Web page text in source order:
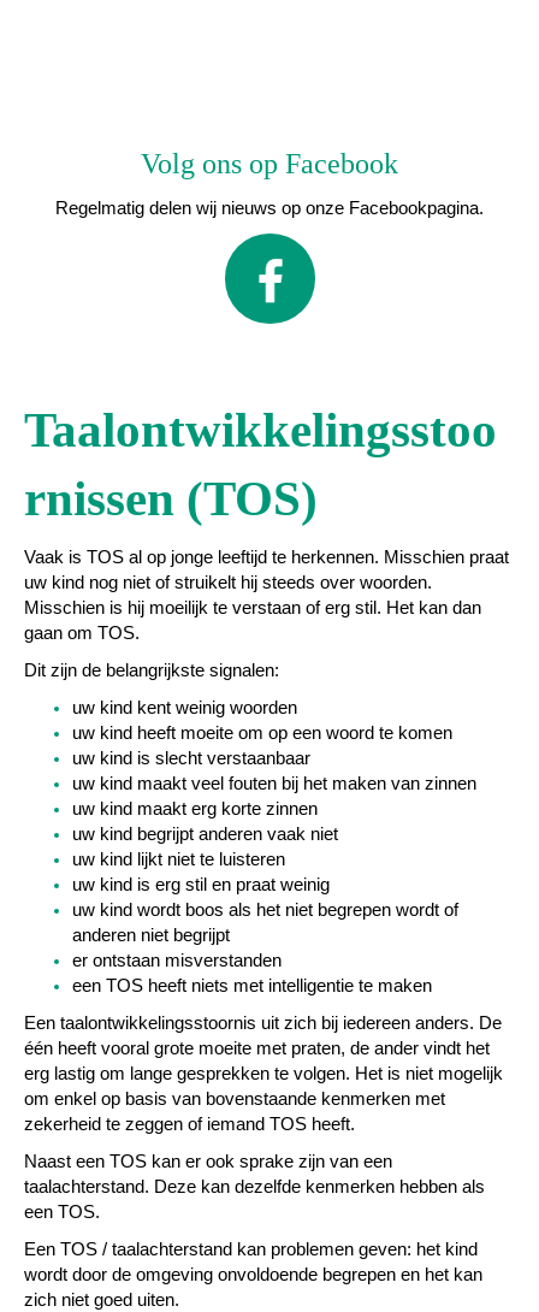
Volg ons op Facebook
Regelmatig delen wij nieuws op onze Facebookpagina.
Taalontwikkelingsstoo
rnissen (TOS)
Vaak is TOS al op jonge leeftijd te herkennen. Misschien praat
uw kind nog niet of struikelt hij steeds over woorden.
Misschien is hij moeilijk te verstaan of erg stil. Het kan dan
gaan om TOS.
Dit zijn de belangrijkste signalen:
uw kind kent weinig woorden
uw kind heeft moeite om op een woord te komen
uw kind is slecht verstaanbaar
uw kind maakt veel fouten bij het maken van zinnen
uw kind maakt erg korte zinnen
uw kind begrijpt anderen vaak niet
uw kind lijkt niet te luisteren
uw kind is erg stil en praat weinig
uw kind wordt boos als het niet begrepen wordt of
anderen niet begrijpt
er ontstaan misverstanden
een TOS heeft niets met intelligentie te maken
Een taalontwikkelingsstoornis uit zich bij iedereen anders. De
één heeft vooral grote moeite met praten, de ander vindt het
erg lastig om lange gesprekken te volgen. Het is niet mogelijk
om enkel op basis van bovenstaande kenmerken met
zekerheid te zeggen of iemand TOS heeft.
Naast een TOS kan er ook sprake zijn van een
taalachterstand. Deze kan dezelfde kenmerken hebben als
een TOS.
Een TOS / taalachterstand kan problemen geven: het kind
wordt door de omgeving onvoldoende begrepen en het kan
zich niet goed uiten.